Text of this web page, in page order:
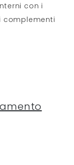
con i
complementi